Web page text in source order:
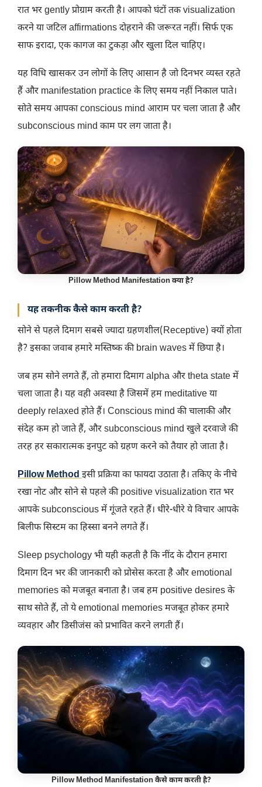
रात भर gently प्रोग्राम करती है। आपको घंटों तक visualization
करने या जटिल affirmations दोहराने की जरूरत नहीं। सिर्फ एक
साफ इरादा, एक कागज का टुकड़ा और खुला दिल चाहिए।
यह विधि खासकर उन लोगों के लिए आसान है जो दिनभर व्यस्त रहते
हैं और manifestation practice के लिए समय नहीं निकाल पाते।
सोते समय आपका conscious mind आराम पर चला जाता है और
subconscious mind काम पर लग जाता है।
Pillow Method Manifestation क्या है?
यह तकनीक कैसे काम करती है?
सोने से पहले दिमाग सबसे ज्यादा ग्रहणशील(Receptive) क्यों होता
है? इसका जवाब हमारे मस्तिष्क की brain waves में छिपा है।
जब हम सोने लगते हैं, तो हमारा दिमाग alpha और theta state में
चला जाता है। यह वही अवस्था है जिसमें हम meditative या
deeply relaxed होते हैं। Conscious mind की चालाकी और
संदेह कम हो जाते हैं, और subconscious mind खुले दरवाजे की
तरह हर सकारात्मक इनपुट को ग्रहण करने को तैयार हो जाता है।
Pillow Methodइसी प्रक्रिया का फायदा उठाता है। तकिए के नीचे
रखा नोट और सोने से पहले की positive visualization रात भर
आपके subconscious में गूंजते रहते हैं। धीरे-धीरे ये विचार आपके
बिलीफ सिस्टम का हिस्सा बनने लगते हैं।
Sleep psychology भी यही कहती है कि नींद के दौरान हमारा
दिमाग दिन भर की जानकारी को प्रोसेस करता है और emotional
memories को मजबूत बनाता है। जब हम positive desires के
साथ सोते हैं, तो ये emotional memories मजबूत होकर हमारे
व्यवहार और डिसीजंस को प्रभावित करने लगती हैं।
Pillow Method Manifestation कैसे काम करती है?